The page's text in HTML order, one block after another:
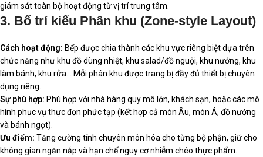
giám sát toàn bộ hoạt động từ vị trí trung tâm.
3. Bố trí kiểu Phân khu (Zone-style Layout)
Cách hoạt động: Bếp được chia thành các khu vực riêng biệt dựa trên
chức năng như khu đồ dùng nhiệt, khu salad/đồ nguội, khu nướng, khu
làm bánh, khu rửa… Mỗi phân khu được trang bị đầy đủ thiết bị chuyên
dụng riêng.
Sự phù hợp: Phù hợp với nhà hàng quy mô lớn, khách sạn, hoặc các mô
hình phục vụ thực đơn phức tạp (kết hợp cả món Âu, món Á, đồ nướng
và bánh ngọt).
Ưu điểm: Tăng cường tính chuyên môn hóa cho từng bộ phận, giữ cho
không gian ngăn nắp và hạn chế nguy cơ nhiễm chéo thực phẩm.